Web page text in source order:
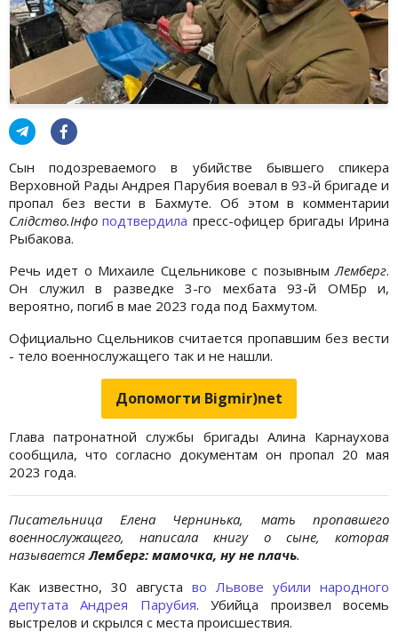
Сын подозреваемого в убийстве бывшего спикера
Верховной Рады Андрея Парубия воевал в 93-й бригаде и
пропал без вести в Бахмуте. Об этом в комментарии
Слідство.Інфо подтвердила пресс-офицер бригады Ирина
Рыбакова.
Речь идет о Михаиле Сцельникове с позывным Лемберг.
Он служил в разведке 3-го мехбата 93-й ОМБр и,
вероятно, погиб в мае 2023 года под Бахмутом.
Официально Сцельников считается пропавшим без вести
- тело военнослужащего так и не нашли.
Допомогти Bigmir)net
Глава патронатной службы бригады Алина Карнаухова
сообщила, что согласно документам он пропал 20 мая
2023 года.
Писательница Елена Чернинька, мать пропавшего
военнослужащего, написала книгу о сыне, которая
называетсяЛемберг: мамочка, ну не плачь.
Как известно, 30 августа во Львове убили народного
депутата Андрея Парубия. Убийца произвел восемь
выстрелов и скрылся с места происшествия.